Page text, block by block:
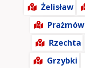
Żelisław
Prażmów
Rzechta
Grzybki